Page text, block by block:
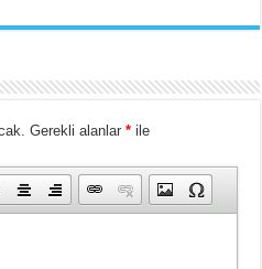
Gerekli alanlar* ile